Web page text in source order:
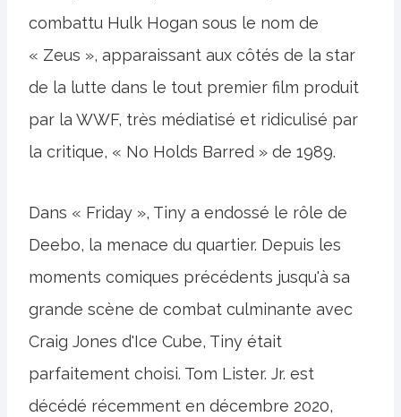
combattu Hulk Hogan sous le nom de
« Zeus », apparaissant aux côtés de la star
de la lutte dans le tout premier film produit
par la WWF, très médiatisé et ridiculisé par
la critique, « No Holds Barred » de 1989.
Dans « Friday », Tiny a endossé le rôle de
Deebo, la menace du quartier. Depuis les
moments comiques précédents jusqu'à sa
grande scène de combat culminante avec
Craig Jones d'Ice Cube, Tiny était
parfaitement choisi. Tom Lister. Jr. est
décédé récemment en décembre 2020,